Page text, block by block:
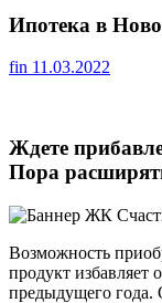
Ипотека в
fin 11.03.2022
Ждете
Пора
Возможность
продукт избавляет
предыдущего